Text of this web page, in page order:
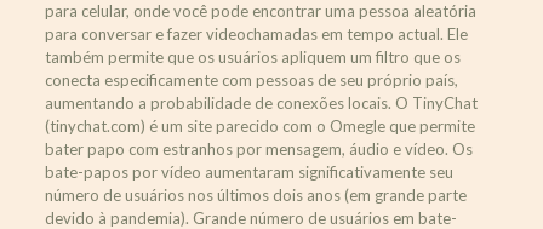
para celular, onde você pode encontrar uma pessoa aleatória
para conversar e fazer videochamadas em tempo actual. Ele
também permite que os usuários apliquem um filtro que os
conecta especificamente com pessoas de seu próprio país,
aumentando a probabilidade de conexões locais. O TinyChat
(tinychat.com) é um site parecido com o Omegle que permite
bater papo com estranhos por mensagem, áudio e vídeo. Os
bate-papos por vídeo aumentaram significativamente seu
número de usuários nos últimos dois anos (em grande parte
devido à pandemia). Grande número de usuários em bate-